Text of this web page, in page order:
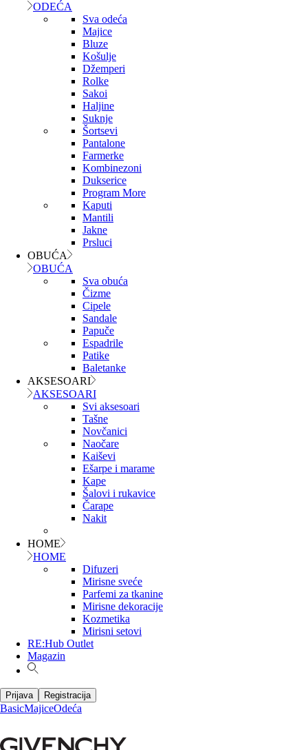
ODEĆA
Sva odeća
Majice
Bluze
Košulje
Džemperi
Rolke
Sakoi
Haljine
Suknje
Šortsevi
Pantalone
Farmerke
Kombinezoni
Dukserice
Program More
Kaputi
Mantili
Jakne
Prsluci
OBUĆA
OBUĆA
Sva obuća
Čizme
Cipele
Sandale
Papuče
Espadrile
Patike
Baletanke
AKSESOARI
AKSESOARI
Svi aksesoari
Tašne
Novčanici
Naočare
Kaiševi
Ešarpe i marame
Kape
Šalovi i rukavice
Čarape
Nakit
HOME
HOME
Difuzeri
Mirisne sveće
Parfemi za tkanine
Mirisne dekoracije
Kozmetika
Mirisni setovi
RE:Hub Outlet
Magazin
Prijava Registracija
BasicMajiceOdeća